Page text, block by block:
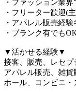
・ファッション業
・フリーター歓迎(
・アパレル販売経験
・ブランク有でも
▼活かせる経験▼
接客、販売、レセプ
アパレル販売、雑貨
ホール、コンビニ